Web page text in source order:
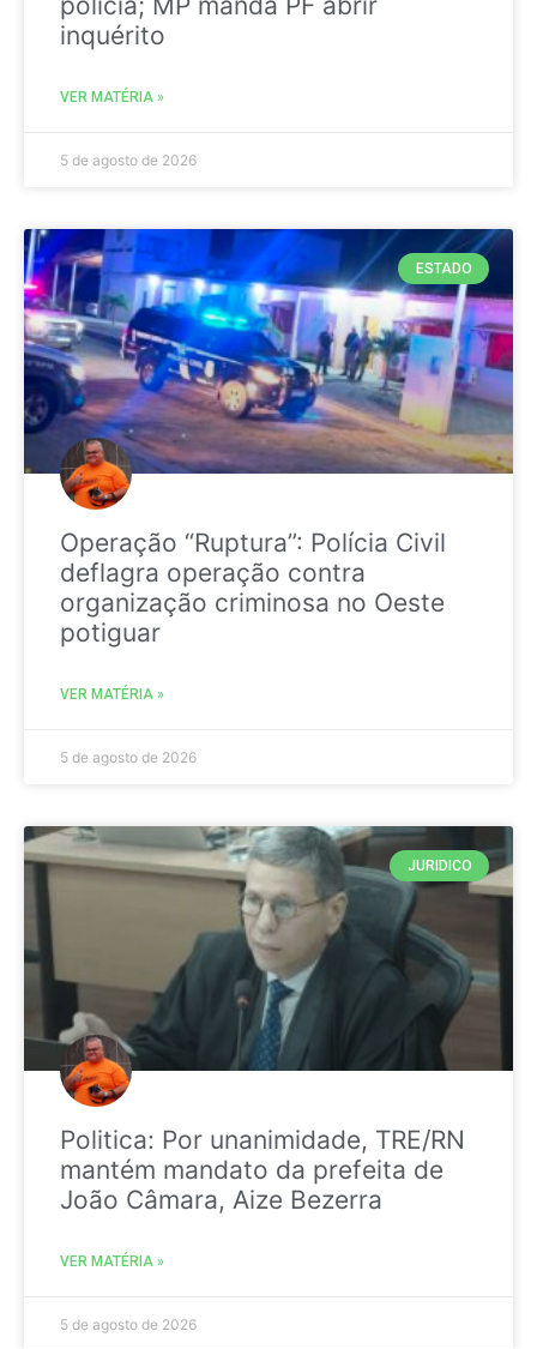
inquérito
VER MATÉRIA »
5 de agosto de 2026
ESTADO
Operação “Ruptura”: Polícia Civil
deflagra operação contra
organização criminosa no Oeste
potiguar
VER MATÉRIA »
5 de agosto de 2026
JURIDICO
Politica: Por unanimidade, TRE/RN
mantém mandato da prefeita de
João Câmara, Aize Bezerra
VER MATÉRIA »
5 de agosto de 2026